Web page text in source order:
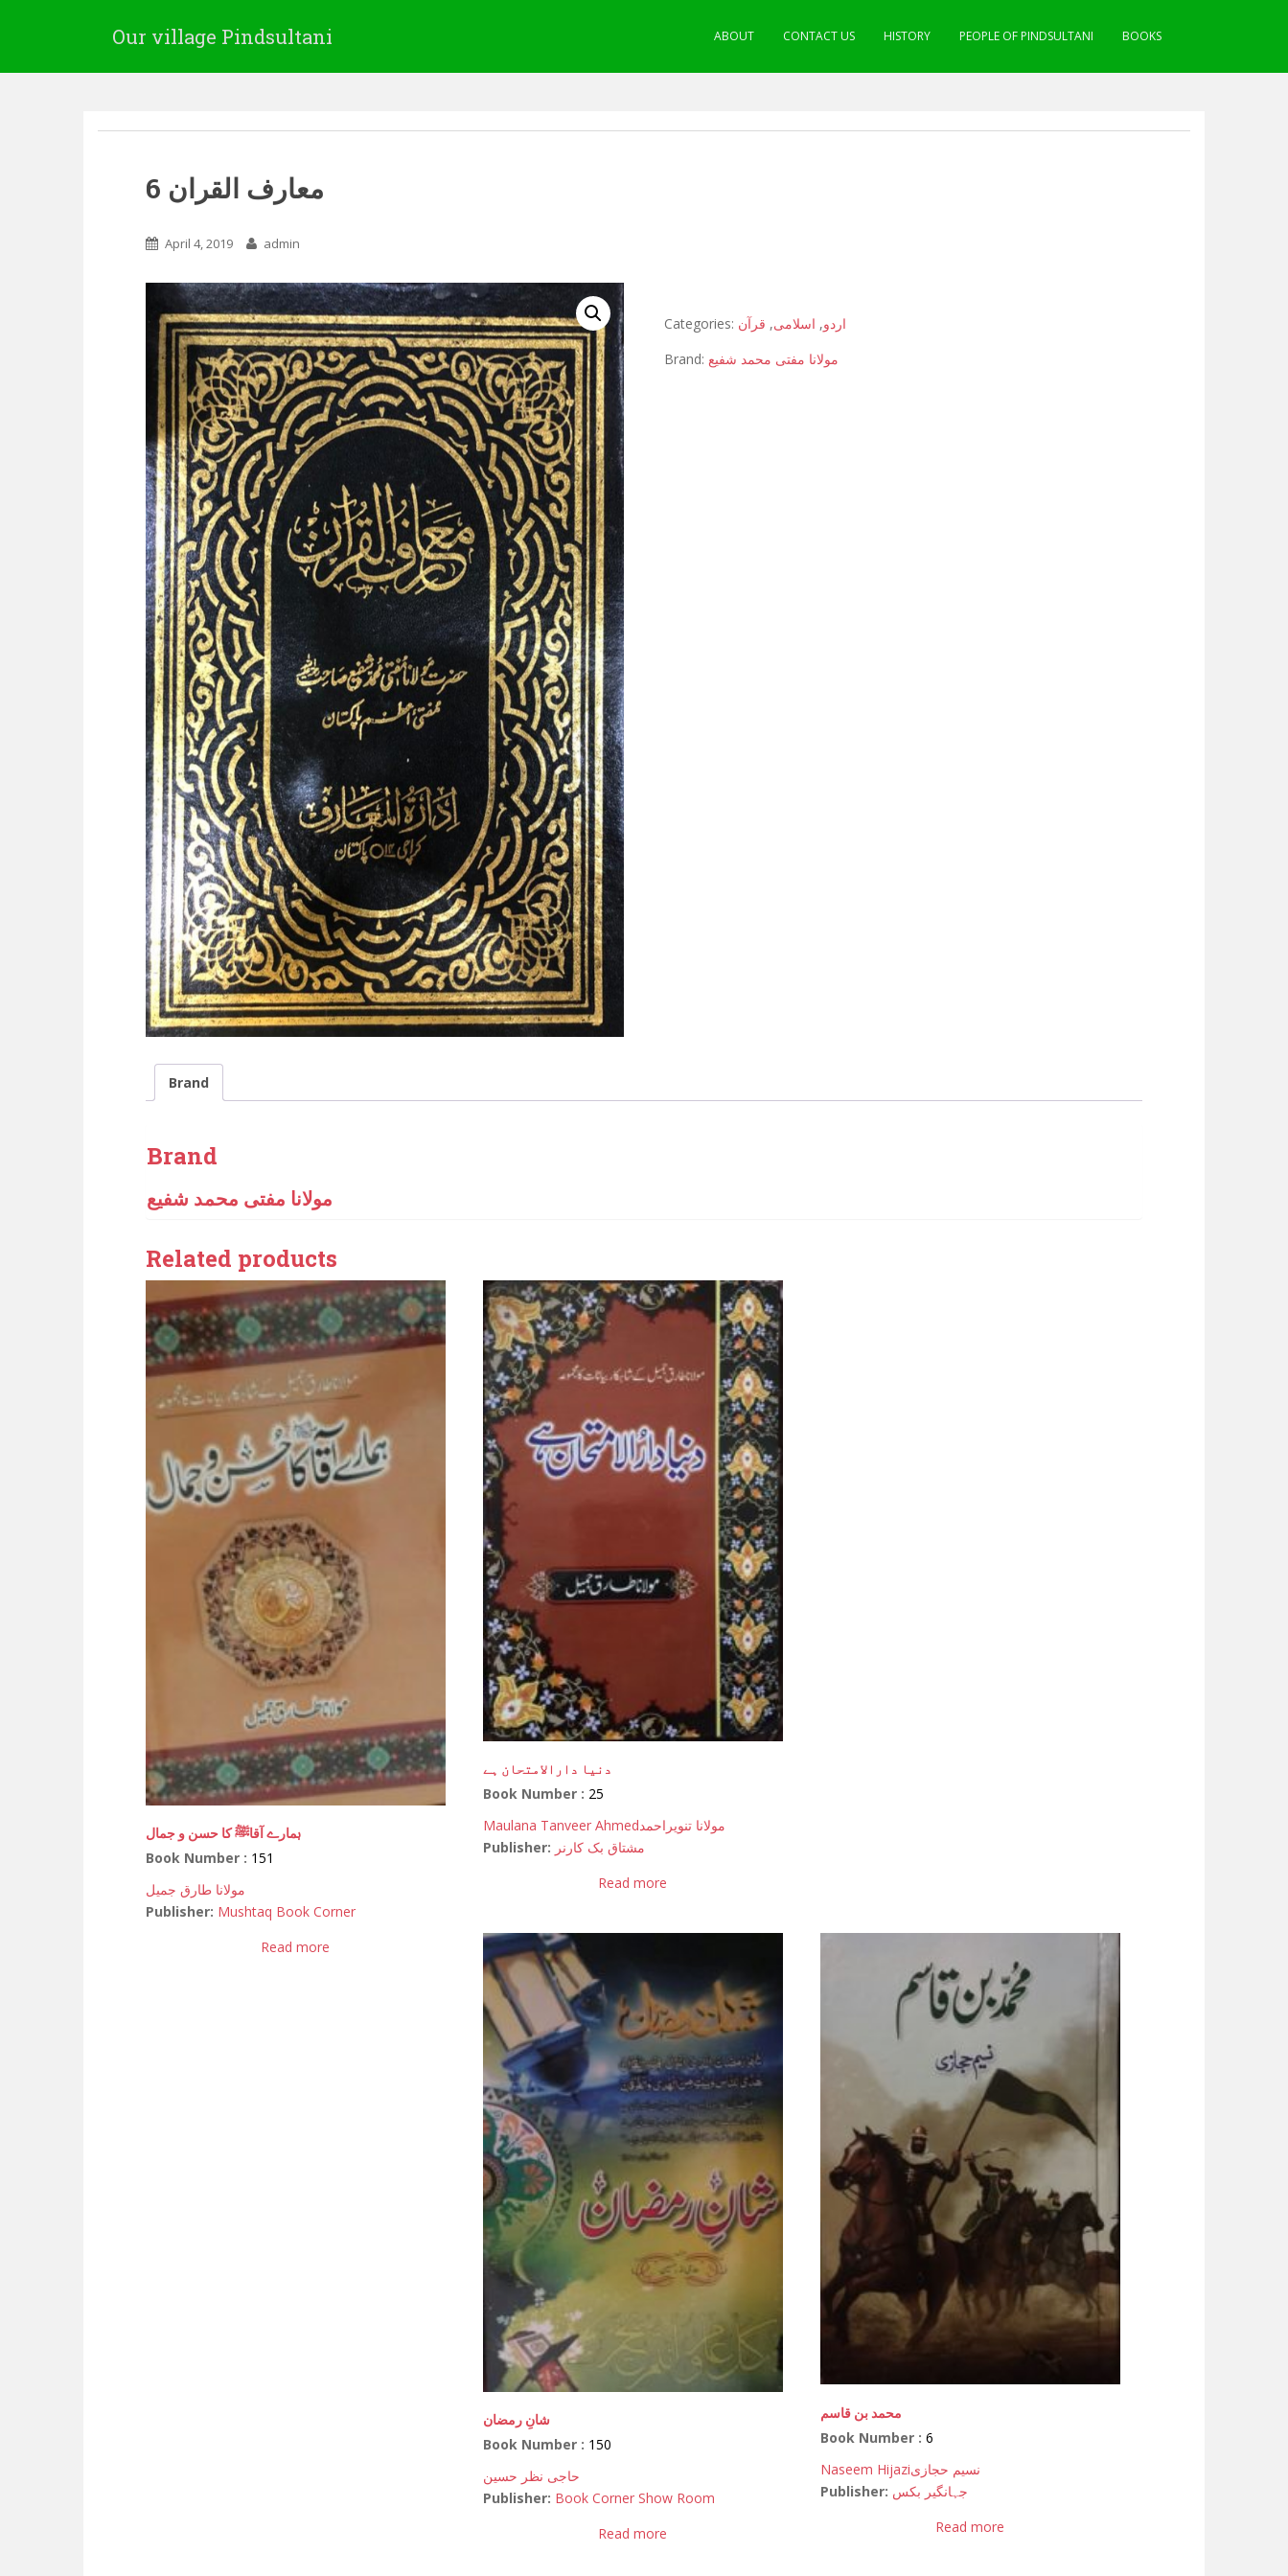
Our village Pindsultani ABOUT CONTACT US HISTORY PEOPLE OF PINDSULTANI BOOKS
معارف القران 6
April 4, 2019 admin
Categories: اردو, اسلامی, قرآن
Brand: مولانا مفتی محمد شفیع
Brand
Brand
مولانا مفتی محمد شفیع
Related products
ہمارے آقاﷺ کا حسن و جمال
Book Number : 151
مولانا طارق جمیل
Publisher: Mushtaq Book Corner
Read more
دنیا دارالامتحان ہے
Book Number : 25
Maulana Tanveer Ahmedمولانا تنویراحمد
Publisher: مشتاق بک کارنر
Read more
شانِ رمضان
Book Number : 150
حاجی نظر حسین
Publisher: Book Corner Show Room
Read more
محمد بن قاسم
Book Number :6
Naseem Hijaziنسیم حجازی
Publisher: جہانگیر بکس
Read more